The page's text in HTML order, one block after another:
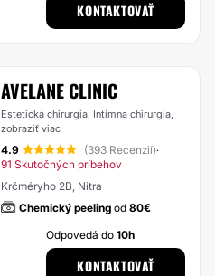
KONTAKTOVAŤ
AVELANE CLINIC
Estetická chirurgia, Intímna chirurgia,
zobraziť viac
4.9 (393 Recenzií)·
91 Skutočných príbehov
Krčméryho 2B, Nitra
Chemický peeling od 80€
Odpovedá do10h
KONTAKTOVAŤ